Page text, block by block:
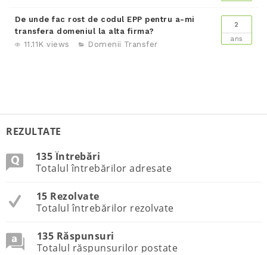
2
ans
De unde fac rost de codul EPP pentru a-mi
transfera domeniul la alta firma?
11.11K views
Domenii Transfer
REZULTATE
135 Întrebări
Totalul întrebărilor adresate
15 Rezolvate
Totalul întrebărilor rezolvate
135 Răspunsuri
Totalul răspunsurilor postate